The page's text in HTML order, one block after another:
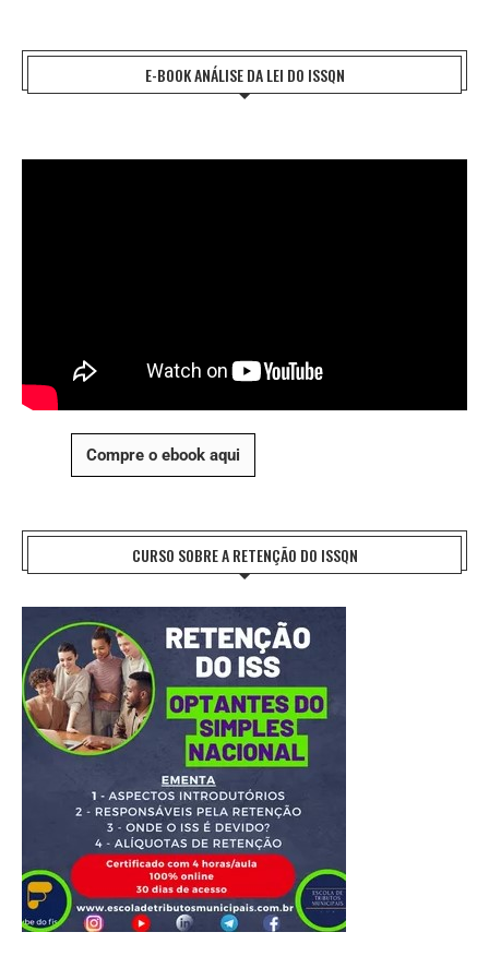
E-BOOK ANÁLISE DA LEI DO ISSQN
Compre o ebook aqui
CURSO SOBRE A RETENÇÃO DO ISSQN